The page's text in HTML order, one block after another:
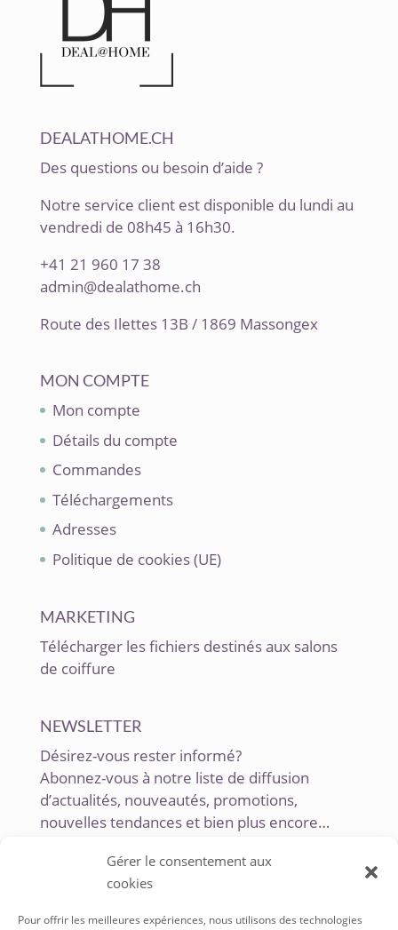
Gérer le consentement aux
cookies
Pour offrir les meilleures expériences, nous utilisons des technologies
DEALATHOME.CH
Des questions ou besoin d’aide ?
Notre service client est disponible du lundi au
vendredi de 08h45 à 16h30.
+41 21 960 17 38
admin@dealathome.ch
Route des Ilettes 13B / 1869 Massongex
MON COMPTE
Mon compte
Détails du compte
Commandes
Téléchargements
Adresses
Politique de cookies (UE)
MARKETING
Télécharger les fichiers destinés aux salons
de coiffure
NEWSLETTER
Désirez-vous rester informé?
Abonnez-vous à notre liste de diffusion
d’actualités, nouveautés, promotions,
nouvelles tendances et bien plus encore…